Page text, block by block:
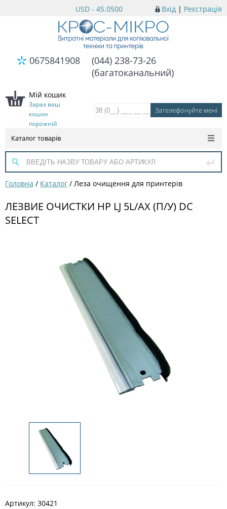
Вхід | Реєстрація
USD - 45.0500
0675841908
(044) 238-73-26
(багатоканальний)
Мій кошик
Зараз ваш
кошик
порожній
Каталог товарів
Головна / Каталог / Леза очищення для принтерів
ЛЕЗВИЕ ОЧИСТКИ HP LJ 5L/AX (П/У) DC
SELECT
Артикул: 30421